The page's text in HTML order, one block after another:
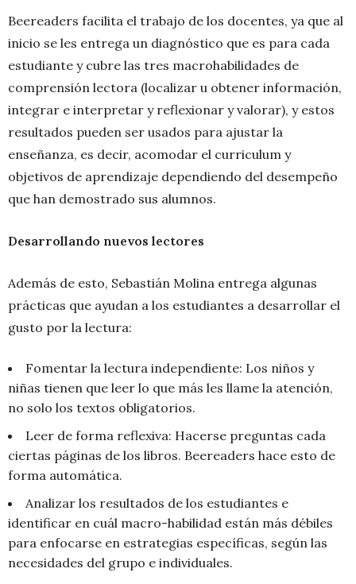
Beereaders facilita el trabajo de los docentes, ya que al
inicio se les entrega un diagnóstico que es para cada
estudiante y cubre las tres macrohabilidades de
comprensión lectora (localizar u obtener información,
integrar e interpretar y reflexionar y valorar), y estos
resultados pueden ser usados para ajustar la
enseñanza, es decir, acomodar el curriculum y
objetivos de aprendizaje dependiendo del desempeño
que han demostrado sus alumnos.
Desarrollando nuevos lectores
Además de esto, Sebastián Molina entrega algunas
prácticas que ayudan a los estudiantes a desarrollar el
gusto por la lectura:
Fomentar la lectura independiente: Los niños y
niñas tienen que leer lo que más les llame la atención,
no solo los textos obligatorios.
Leer de forma reflexiva: Hacerse preguntas cada
ciertas páginas de los libros. Beereaders hace esto de
forma automática.
Analizar los resultados de los estudiantes e
identificar en cuál macro-habilidad están más débiles
para enfocarse en estrategias específicas, según las
necesidades del grupo e individuales.